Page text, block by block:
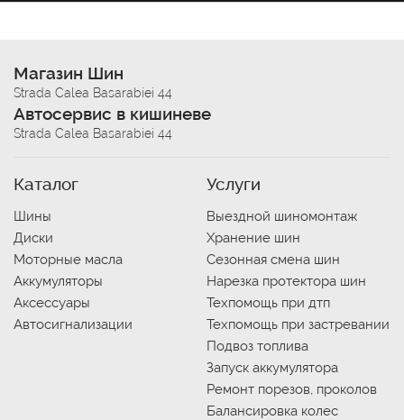
Магазин Шин
Strada Calea Basarabiei 44
Автосервис в кишиневе
Strada Calea Basarabiei 44
Каталог
Шины
Диски
Моторные масла
Аккумуляторы
Аксессуары
Автосигнализации
Услуги
Выездной шиномонтаж
Хранение шин
Сезонная смена шин
Нарезка протектора шин
Техпомощь при дтп
Техпомощь при застревании
Подвоз топлива
Запуск аккумулятора
Ремонт порезов, проколов
Балансировка колес